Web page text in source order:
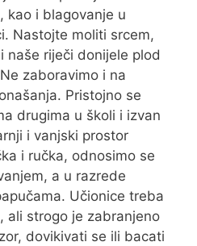
kao i blagovanje u
Nastojte moliti srcem,
naše riječi donijele plod
zaboravimo i na
Pristojno se
drugima u školi i izvan
i vanjski prostor
i ručka, odnosimo se
a u razrede
Učionice treba
ali strogo je zabranjeno
dovikivati se ili bacati